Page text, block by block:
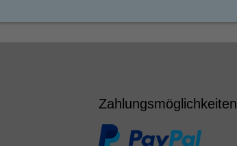
Zahlungsmöglichkeiten